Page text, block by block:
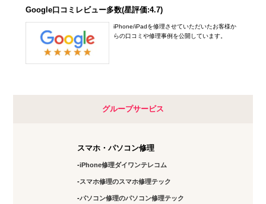
Google口コミレビュー多数(星評価:4.7)
iPhone/iPadを修理させていただいたお客様か
らの口コミや修理事例を公開しています。
グループサービス
スマホ・パソコン修理
iPhone修理ダイワンテレコム
スマホ修理のスマホ修理テック
パソコン修理のパソコン修理テック